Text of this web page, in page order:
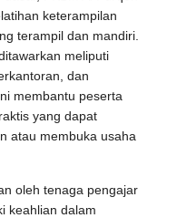
keterampilan
terampil dan mandiri.
meliputi
dan
membantu peserta
yang dapat
atau membuka usaha
oleh tenaga pengajar
keahlian dalam